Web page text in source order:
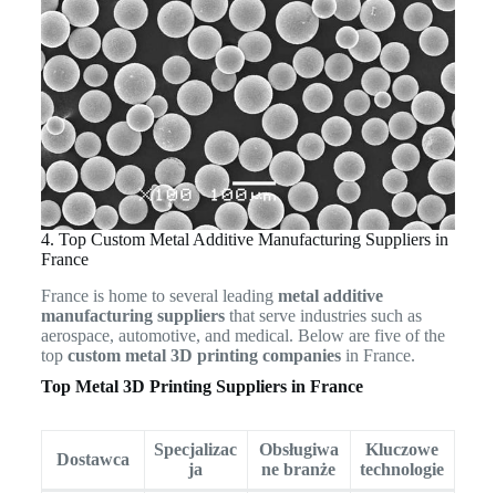
4. Top Custom Metal Additive Manufacturing Suppliers in
France
France is home to several leading metal additive
manufacturing suppliersthat serve industries such as
aerospace, automotive, and medical. Below are five of the
top custom metal 3D printing companiesin France.
Top Metal 3D Printing Suppliers in France
Dostawca
Specjalizac
ja
Obsługiwa
ne branże
Kluczowe
technologie